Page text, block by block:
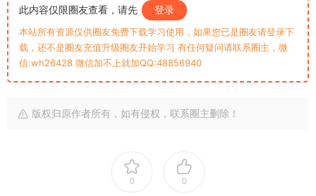
此内容仅限圈友查看，请先 登录
本站所有资源仅供圈友免费下载学习使用，如果您已是圈友请登录下
载，还不是圈友充值升级圈友开始学习 有任何疑问请联系圈主，微
信:wh26428 微信加不上就加QQ:48856940
版权归原作者所有，如有侵权，联系圈主删除！
0 0